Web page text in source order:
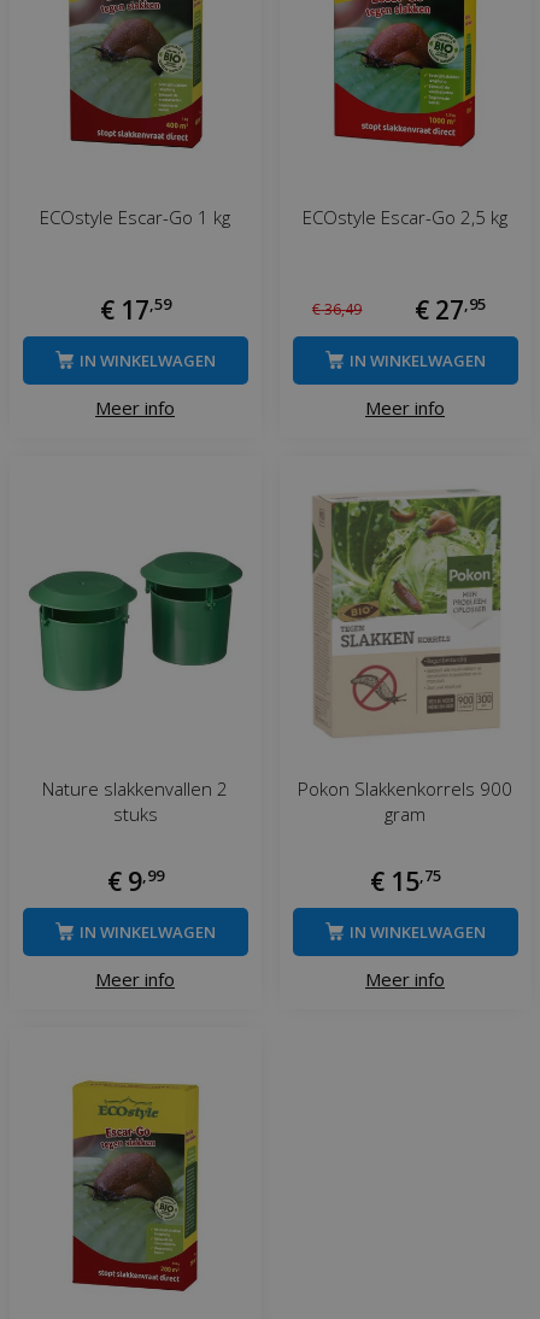
ECOstyle Escar-Go 1 kg
€ 17,59
Meer info
IN WINKELWAGEN
ECOstyle Escar-Go 2,5 kg
€36,49 € 27,95
Meer info
IN WINKELWAGEN
Nature slakkenvallen 2
stuks
€ 9,99
Meer info
IN WINKELWAGEN
Pokon Slakkenkorrels 900
gram
€ 15,75
Meer info
IN WINKELWAGEN